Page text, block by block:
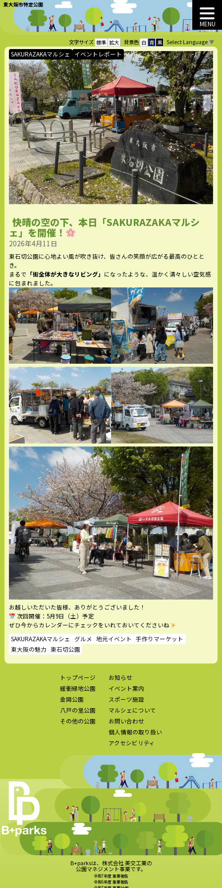
東大阪市特定公園
MENU
文字サイズ 標準 拡大 背景色 白 青 黒 Select Language ▼
快晴の空の下、本日「SAKURAZAKAマルシ
ェ」を開催！
2026年4月11日
SAKURAZAKAマルシェ イベントレポート
東石切公園に心地よい風が吹き抜け、皆さんの笑顔が広がる最高のひとと
き。
まるで 「街全体が大きなリビング」 になったような、温かく清々しい空気感
に包まれました。
お越しいただいた皆様、ありがとうございました！
次回開催：5月9日（土）予定
ぜひ今からカレンダーにチェックをいれておいてくださいね
SAKURAZAKAマルシェ
グルメ 地元イベント
手作りマーケット
東大阪の魅力 東石切公園
トップページ
緩衝緑地公園
金岡公園
八戸の里公園
その他の公園
お知らせ
イベント案内
スポーツ施設
マルシェについて
お問い合わせ
個人情報の取り扱い
アクセシビリティ
B+parksは、株式会社 美交工業の
公園マネジメント事業です。
令和7年度 事業報告
令和6年度 事業報告